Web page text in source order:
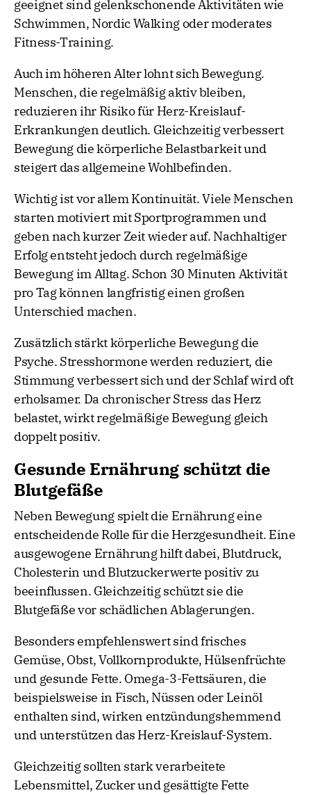
geeignet sind gelenkschonende Aktivitäten wie
Schwimmen, Nordic Walking oder moderates
Fitness-Training.
Auch im höheren Alter lohnt sich Bewegung.
Menschen, die regelmäßig aktiv bleiben,
reduzieren ihr Risiko für Herz-Kreislauf-
Erkrankungen deutlich. Gleichzeitig verbessert
Bewegung die körperliche Belastbarkeit und
steigert das allgemeine Wohlbefinden.
Wichtig ist vor allem Kontinuität. Viele Menschen
starten motiviert mit Sportprogrammen und
geben nach kurzer Zeit wieder auf. Nachhaltiger
Erfolg entsteht jedoch durch regelmäßige
Bewegung im Alltag. Schon 30 Minuten Aktivität
pro Tag können langfristig einen großen
Unterschied machen.
Zusätzlich stärkt körperliche Bewegung die
Psyche. Stresshormone werden reduziert, die
Stimmung verbessert sich und der Schlaf wird oft
erholsamer. Da chronischer Stress das Herz
belastet, wirkt regelmäßige Bewegung gleich
doppelt positiv.
Gesunde Ernährung schützt die
Blutgefäße
Neben Bewegung spielt die Ernährung eine
entscheidende Rolle für die Herzgesundheit. Eine
ausgewogene Ernährung hilft dabei, Blutdruck,
Cholesterin und Blutzuckerwerte positiv zu
beeinflussen. Gleichzeitig schützt sie die
Blutgefäße vor schädlichen Ablagerungen.
Besonders empfehlenswert sind frisches
Gemüse, Obst, Vollkornprodukte, Hülsenfrüchte
und gesunde Fette. Omega-3-Fettsäuren, die
beispielsweise in Fisch, Nüssen oder Leinöl
enthalten sind, wirken entzündungshemmend
und unterstützen das Herz-Kreislauf-System.
Gleichzeitig sollten stark verarbeitete
Lebensmittel, Zucker und gesättigte Fette